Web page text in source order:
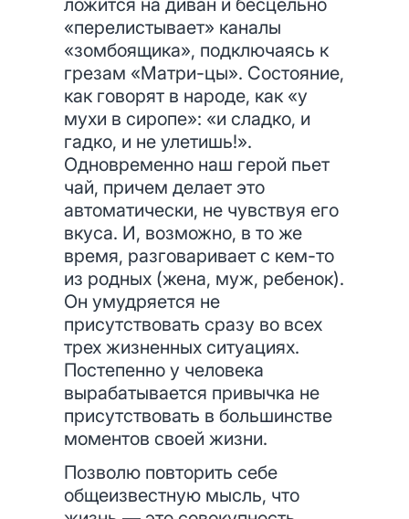
ложится на диван и бесцельно
«перелистывает» каналы
«зомбоящика», подключаясь к
грезам «Матри-цы». Состояние,
как говорят в народе, как «у
мухи в сиропе»: «и сладко, и
гадко, и не улетишь!».
Одновременно наш герой пьет
чай, причем делает это
автоматически, не чувствуя его
вкуса. И, возможно, в то же
время, разговаривает с кем-то
из родных (жена, муж, ребенок).
Он умудряется не
присутствовать сразу во всех
трех жизненных ситуациях.
Постепенно у человека
вырабатывается привычка не
присутствовать в большинстве
моментов своей жизни.
Позволю повторить себе
общеизвестную мысль, что